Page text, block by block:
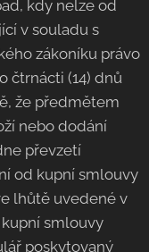
kdy nelze od
v souladu s
zákoníku právo
čtrnácti (14) dnů
že předmětem
nebo dodání
převzetí
od kupní smlouvy
lhůtě uvedené v
smlouvy
poskytovaný